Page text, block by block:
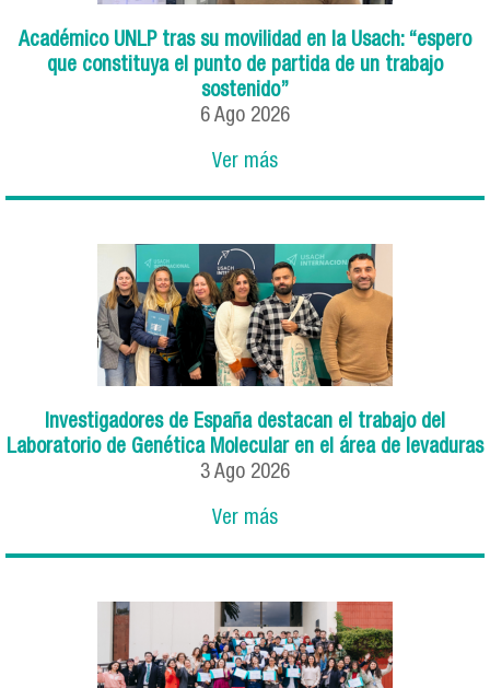
Académico UNLP tras su movilidad en la Usach: “espero
que constituya el punto de partida de un trabajo
sostenido”
6 Ago 2026
Ver más
Investigadores de España destacan el trabajo del
Laboratorio de Genética Molecular en el área de levaduras
3 Ago 2026
Ver más